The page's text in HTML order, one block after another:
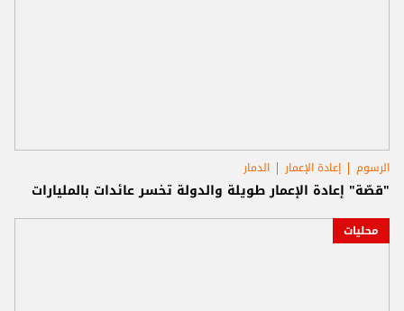
الرسوم إعادة الإعمار الدمار
"قصّة" إعادة الإعمار طويلة والدولة تخسر عائدات بالمليارات
محليات